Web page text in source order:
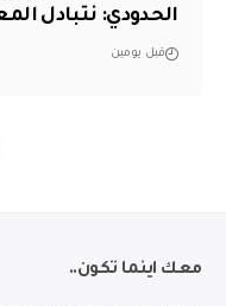
الحدودي: نتبادل
قبل يومين
معك اينما تكون..